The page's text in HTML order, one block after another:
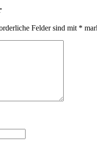
Felder sind mit *